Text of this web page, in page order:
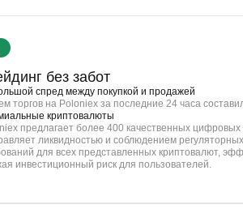
без забот
спред между покупкой и продажей
торгов на Poloniex за последние 24 часа
криптовалюты
предлагает более 400 качественных цифровых
ликвидностью и соблюдением регуляторных
для всех представленных криптовалют,
инвестиционный риск для пользователей.